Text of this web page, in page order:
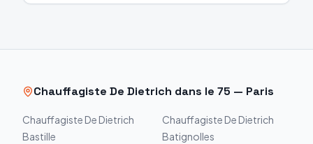
Chauffagiste De Dietrich dans le 75 — Paris
Chauffagiste De Dietrich
Bastille
Chauffagiste De Dietrich
Batignolles